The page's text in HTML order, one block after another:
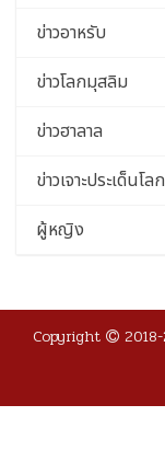
ข่าวอาหรับ
ข่าวโลกมุสลิม
ข่าวฮาลาล
ข่าวเจาะประเด็นโลก
ผู้หญิง